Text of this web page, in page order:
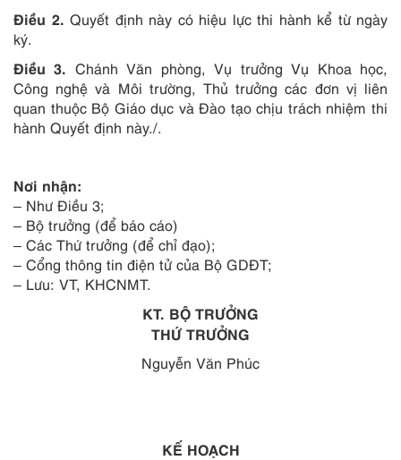
Điều 2. Quyết định này có hiệu lực thi hành kể từ ngày
ký.
Điều 3. Chánh Văn phòng, Vụ trưởng Vụ Khoa học,
Công nghệ và Môi trường, Thủ trưởng các đơn vị liên
quan thuộc Bộ Giáo dục và Đào tạo chịu trách nhiệm thi
hành Quyết định này./.
Nơi nhận:
– Như Điều 3;
– Bộ trưởng (để báo cáo)
– Các Thứ trưởng (để chỉ đạo);
– Cổng thông tin điện tử của Bộ GDĐT;
– Lưu: VT, KHCNMT.
KT. BỘ TRƯỞNG
THỨ TRƯỞNG
Nguyễn Văn Phúc
KẾ HOẠCH